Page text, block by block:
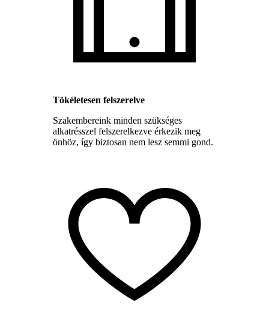
Tökéletesen felszerelve
Szakembereink minden szükséges
alkatrésszel felszerelkezve érkezik meg
önhöz, így biztosan nem lesz semmi gond.